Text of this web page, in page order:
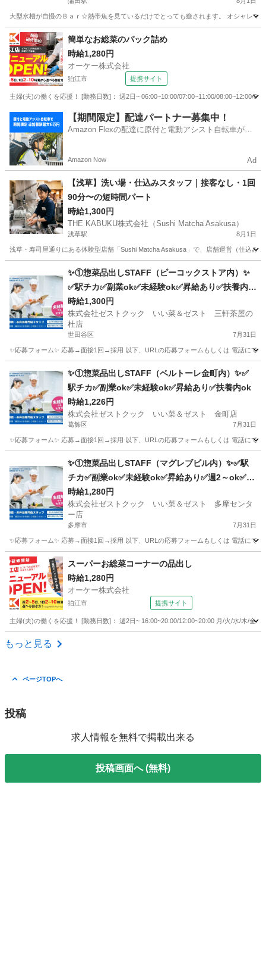
大型水槽が自慢のＢａｒ☆熱帯魚を見ているだけでとっても癒されます。 オシャレで
東京 大田区 蒲田駅 その他 大人
簡単なお総菜のパック詰め
時給1,280円
オーケー株式会社
狛江市 提携サイト
主婦(夫)の働くを応援！ [勤務日数]： 週2日~ 06:00~10:00/07:00~11:00/08:00~12:00/
その他
【期間限定】配達パートナー募集中！
Amazon Flexの配達に原付と電動アシスト自転車が登
Amazon Now Ad
【浅草】洗い場・仕込みスタッフ｜接客なし・1回
90分〜の短時間パート
時給1,300円
THE KABUKU株式会社（Sushi Matcha Asakusa）
浅草駅 8月1日
浅草・寿司屋通りにある体験型店舗「Sushi Matcha Asakusa」で、店舗運営（仕込み
浅草駅 キッチン
✨①惣菜品出しSTAFF（ピーコックストア内）✨
✅駅チカ✅副業ok✅未経験ok✅昇給あり✅扶養内o
k
時給1,300円
株式会社ゼストクック いい菜＆ゼスト 三軒茶屋の
杜店
世田谷区 7月31日
✨応募フォーム✨ 応募→面接1回→採用 以下、URLの応募フォームもしくは 電話にて
キッチン
✨①惣菜品出しSTAFF（ベルトーレ金町内）✨✅
駅チカ✅副業ok✅未経験ok✅昇給あり✅扶養内ok
時給1,226円
株式会社ゼストクック いい菜＆ゼスト 金町店
葛飾区 7月31日
✨応募フォーム✨ 応募→面接1回→採用 以下、URLの応募フォームもしくは 電話にて
キッチン スタッフ
✨①惣菜品出しSTAFF（マグレブビル内）✨✅駅
チカ✅副業ok✅未経験ok✅昇給あり✅週2～ok✅扶
養内ok
時給1,280円
株式会社ゼストクック いい菜＆ゼスト 多摩センタ
ー店
多摩市 7月31日
✨応募フォーム✨ 応募→面接1回→採用 以下、URLの応募フォームもしくは 電話にて
東京 多摩市 キッチン スタッフ
スーパーお総菜コーナーの品出し
時給1,280円
オーケー株式会社
狛江市 提携サイト
主婦(夫)の働くを応援！ [勤務日数]： 週2日~ 16:00~20:00/12:00~20:00 月/火/水/木/金
東京 狛江市
もっと見る
ページTOPへ
投稿
求人情報を無料で掲載出来る
投稿画面へ (無料)